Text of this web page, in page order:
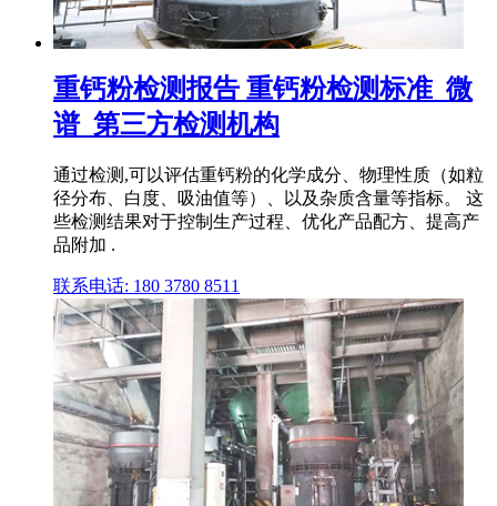
重钙粉检测报告 重钙粉检测标准_微
谱_第三方检测机构
通过检测,可以评估重钙粉的化学成分、物理性质（如粒
径分布、白度、吸油值等）、以及杂质含量等指标。 这
些检测结果对于控制生产过程、优化产品配方、提高产
品附加 .
联系电话: 180 3780 8511